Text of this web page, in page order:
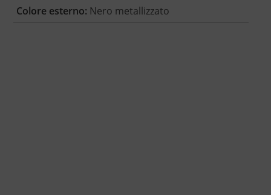
Colore esterno: Nero metallizzato